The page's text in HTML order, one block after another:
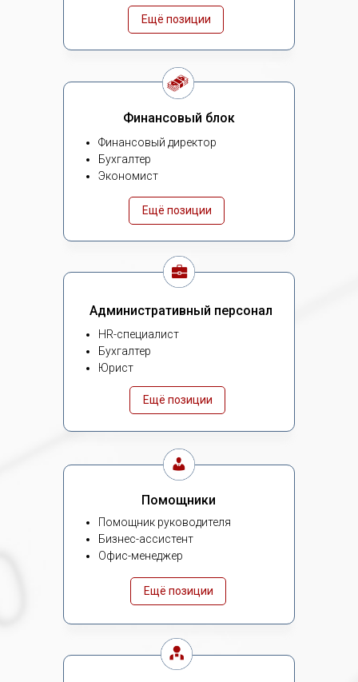
Ещё позиции
Финансовый блок
Финансовый директор
Бухгалтер
Экономист
Ещё позиции
Административный персонал
HR-специалист
Бухгалтер
Юрист
Ещё позиции
Помощники
Помощник руководителя
Бизнес-ассистент
Офис-менеджер
Ещё позиции